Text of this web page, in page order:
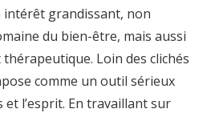
intérêt grandissant, non
du bien-être, mais aussi
Loin des clichés
comme un outil sérieux
l’esprit. En travaillant sur